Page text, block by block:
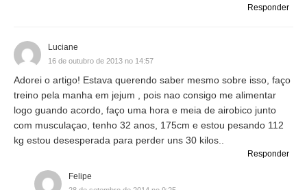
Responder
Luciane
16 de outubro de 2013 no 14:57
Adorei o artigo! Estava querendo saber mesmo sobre isso, faço
treino pela manha em jejum , pois nao consigo me alimentar
logo guando acordo, faço uma hora e meia de airobico junto
com musculaçao, tenho 32 anos, 175cm e estou pesando 112
kg estou desesperada para perder uns 30 kilos..
Responder
Felipe